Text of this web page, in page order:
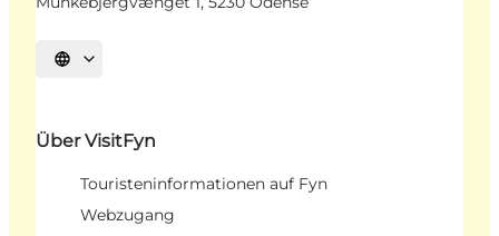
Sprache auswählen
Über VisitFyn
Touristeninformationen auf Fyn
Webzugang